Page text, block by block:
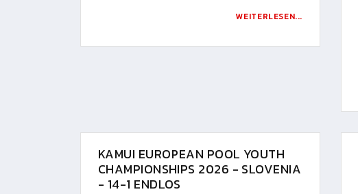
WEITERLESEN...
KAMUI EUROPEAN POOL YOUTH
CHAMPIONSHIPS 2026 - SLOVENIA
- 14-1 ENDLOS